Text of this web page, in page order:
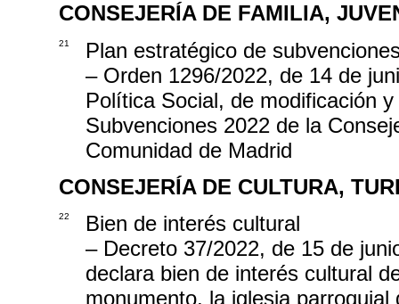
CONSEJERÍA DE FAMILIA,
21
Plan estratégico de
– Orden 1296/2022, de 14 de
Política Social, de modificación
Subvenciones 2022 de la
Comunidad de Madrid
CONSEJERÍA DE CULTURA,
22
Bien de interés cultural
– Decreto 37/2022, de 15 de
declara bien de interés cultural
monumento, la iglesia